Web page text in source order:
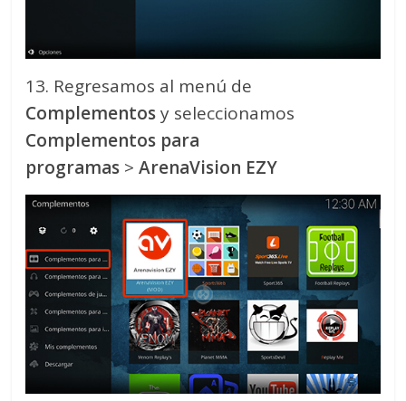
13. Regresamos al menú de
Complementosy seleccionamos
Complementos para
programas >ArenaVision EZY